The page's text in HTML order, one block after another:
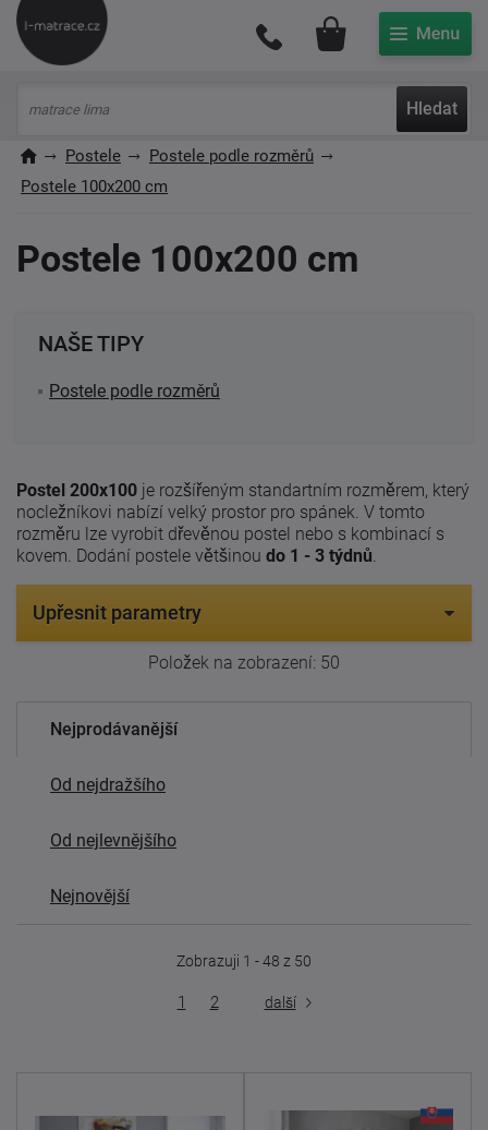
Hledat
Můj účet
Postele
Postele podle rozměrů
Postele 100x200 cm
Postele 100x200 cm
NAŠE TIPY
Postele podle rozměrů
Postel 200x100 je rozšířeným standartním rozměrem, který
nocležníkovi nabízí velký prostor pro spánek. V tomto
rozměru lze vyrobit dřevěnou postel nebo s kombinací s
kovem. Dodání postele většinou do 1 - 3 týdnů.
Upřesnit parametry
Položek na zobrazení: 50
Nejprodávanější
Od nejdražšího
Od nejlevnějšího
Nejnovější
Zobrazuji 1 - 48 z 50
2
1 další